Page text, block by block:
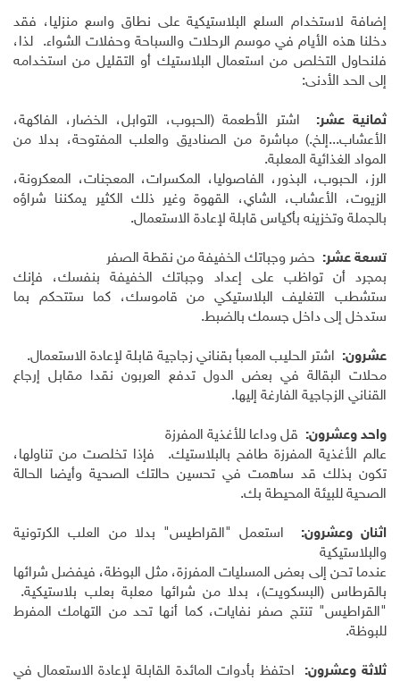
إضافة لاستخدام السلع البلاستيكية على نطاق واسع منزليا، فقد
دخلنا هذه الأيام في موسم الرحلات والسباحة وحفلات الشواء. لذا،
فلنحاول التخلص من استعمال البلاستيك أو التقليل من استخدامه
إلى الحد الأدنى:
ثمانية عشر: اشتر الأطعمة (الحبوب، التوابل، الخضار، الفاكهة،
الأعشاب...إلخ.) مباشرة من الصناديق والعلب المفتوحة، بدلا من
المواد الغذائية المعلبة.
الرز، الحبوب، البذور، الفاصوليا، المكسرات، المعجنات، المعكرونة،
الزيوت، الأعشاب، الشاي، القهوة وغير ذلك الكثير يمكننا شراؤه
بالجملة وتخزينه بأكياس قابلة لإعادة الاستعمال.
تسعة عشر: حضر وجباتك الخفيفة من نقطة الصفر
بمجرد أن تواظب على إعداد وجباتك الخفيفة بنفسك، فإنك
ستشطب التغليف البلاستيكي من قاموسك، كما ستتحكم بما
ستدخل إلى داخل جسمك بالضبط.
عشرون: اشتر الحليب المعبأ بقناني زجاجية قابلة لإعادة الاستعمال.
محلات البقالة في بعض الدول تدفع العربون نقدا مقابل إرجاع
القناني الزجاجية الفارغة إليها.
واحد وعشرون: قل وداعا للأغذية المفرزة
عالم الأغذية المفرزة طافح بالبلاستيك. فإذا تخلصت من تناولها،
تكون بذلك قد ساهمت في تحسين حالتك الصحية وأيضا الحالة
الصحية للبيئة المحيطة بك.
اثنان وعشرون: استعمل "القراطيس" بدلا من العلب الكرتونية
والبلاستيكية
عندما تحن إلى بعض المسليات المفرزة، مثل البوظة، فيفضل شرائها
بالقرطاس (البسكويت)، بدلا من شرائها معلبة بعلب بلاستيكية.
"القراطيس" تنتج صفر نفايات، كما أنها تحد من التهامك المفرط
للبوظة.
ثلاثة وعشرون: احتفظ بأدوات المائدة القابلة لإعادة الاستعمال في